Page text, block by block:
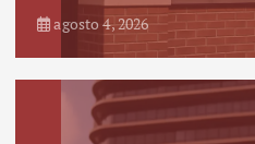
agosto 4, 2026